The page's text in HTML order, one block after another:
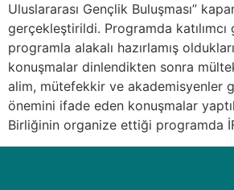
Uluslararası Gençlik Buluşması”
gerçekleştirildi. Programda katılımcı
programla alakalı hazırlamış
konuşmalar dinlendikten sonra
alim, mütefekkir ve akademisyenler
önemini ifade eden konuşmalar
Birliğinin organize ettiği programda